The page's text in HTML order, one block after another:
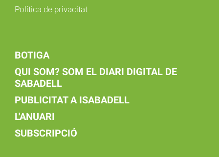
Política de privacitat
BOTIGA
QUI SOM? SOM EL DIARI DIGITAL DE
SABADELL
PUBLICITAT A ISABADELL
L'ANUARI
SUBSCRIPCIÓ